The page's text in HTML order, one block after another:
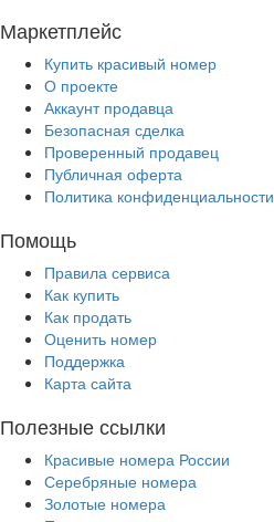
Маркетплейс
Купить красивый номер
О проекте
Аккаунт продавца
Безопасная сделка
Проверенный продавец
Публичная оферта
Политика конфиденциальности
Помощь
Правила сервиса
Как купить
Как продать
Оценить номер
Поддержка
Карта сайта
Полезные ссылки
Красивые номера России
Серебряные номера
Золотые номера